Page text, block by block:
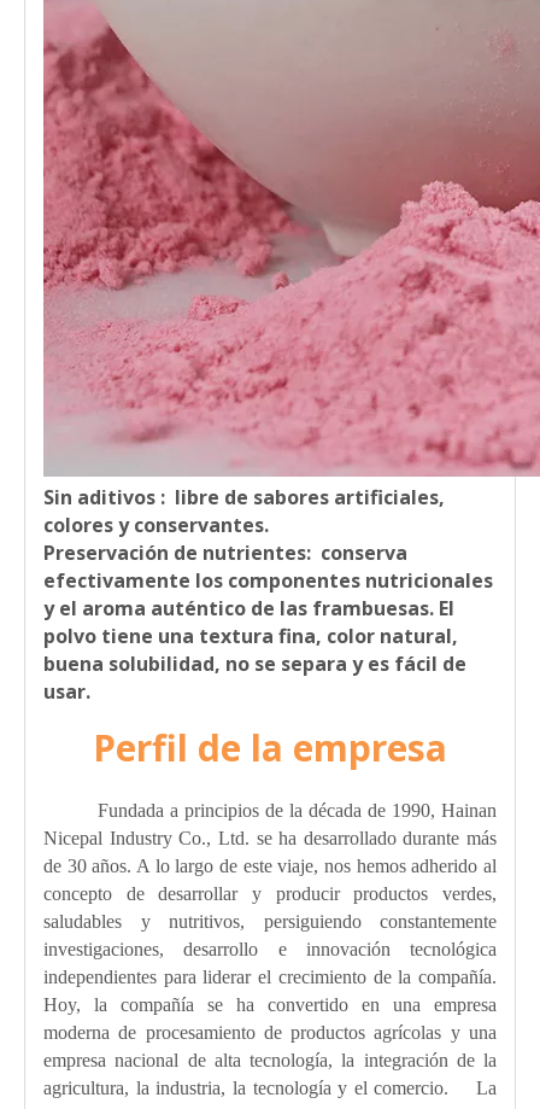
Sin aditivos : libre de sabores artificiales,
colores y conservantes.
Preservación de nutrientes: conserva
efectivamente los componentes nutricionales
y el aroma auténtico de las frambuesas. El
polvo tiene una textura fina, color natural,
buena solubilidad, no se separa y es fácil de
usar.
Perfil de la empresa
Fundada a principios de la década de 1990, Hainan
Nicepal Industry Co., Ltd. se ha desarrollado durante más
de 30 años. A lo largo de este viaje, nos hemos adherido al
concepto de desarrollar y producir productos verdes,
saludables y nutritivos, persiguiendo constantemente
investigaciones, desarrollo e innovación tecnológica
independientes para liderar el crecimiento de la compañía.
Hoy, la compañía se ha convertido en una empresa
moderna de procesamiento de productos agrícolas y una
empresa nacional de alta tecnología, la integración de la
agricultura, la industria, la tecnología y el comercio. La